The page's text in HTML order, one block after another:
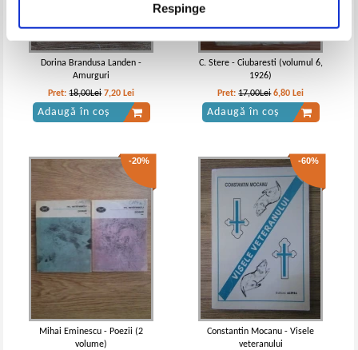
Respinge
Dorina Brandusa Landen -
Amurguri
Pret:18,00Lei 7,20 Lei
Adaugă în coș
C. Stere - Ciubaresti (volumul 6,
1926)
Pret:17,00Lei 6,80 Lei
Adaugă în coș
-20%
Mihai Eminescu - Poezii (2
volume)
-60%
Constantin Mocanu - Visele
veteranului